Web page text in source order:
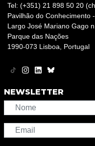
Tel: (+351) 21 898 50 20
Pavilhão do Conhecimento
Largo José Mariano Gago
Parque das Nações
1990-073 Lisboa, Portugal
NEWSLETTER